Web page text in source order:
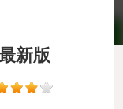
新版